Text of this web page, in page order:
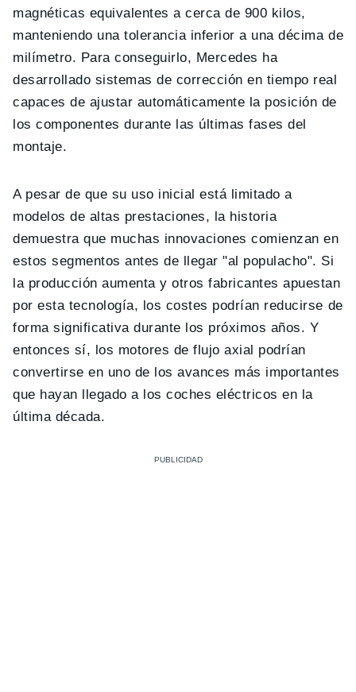
magnéticas equivalentes a cerca de 900 kilos,
manteniendo una tolerancia inferior a una décima de
milímetro. Para conseguirlo, Mercedes ha
desarrollado sistemas de corrección en tiempo real
capaces de ajustar automáticamente la posición de
los componentes durante las últimas fases del
montaje.
A pesar de que su uso inicial está limitado a
modelos de altas prestaciones, la historia
demuestra que muchas innovaciones comienzan en
estos segmentos antes de llegar "al populacho". Si
la producción aumenta y otros fabricantes apuestan
por esta tecnología, los costes podrían reducirse de
forma significativa durante los próximos años. Y
entonces sí, los motores de flujo axial podrían
convertirse en uno de los avances más importantes
que hayan llegado a los coches eléctricos en la
última década.